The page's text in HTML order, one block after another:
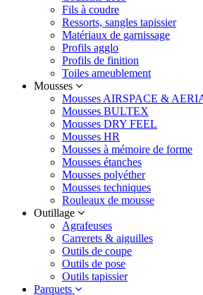
Fils à coudre
Ressorts, sangles tapissier
Matériaux de garnissage
Profils agglo
Profils de finition
Toiles ameublement
Mousses
Mousses AIRSPACE &
Mousses BULTEX
Mousses DRY FEEL
Mousses HR
Mousses à mémoire de forme
Mousses étanches
Mousses polyéther
Mousses techniques
Rouleaux de mousse
Outillage
Agrafeuses
Carrerets & aiguilles
Outils de coupe
Outils de pose
Outils tapissier
Parquets